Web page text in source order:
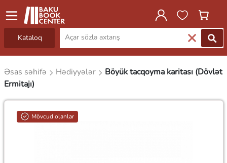
Kataloq
Əsas səhifə Hədiyyələr
Böyük tacqoyma karitası (Dövlət
Ermitajı)
Mövcud olanlar